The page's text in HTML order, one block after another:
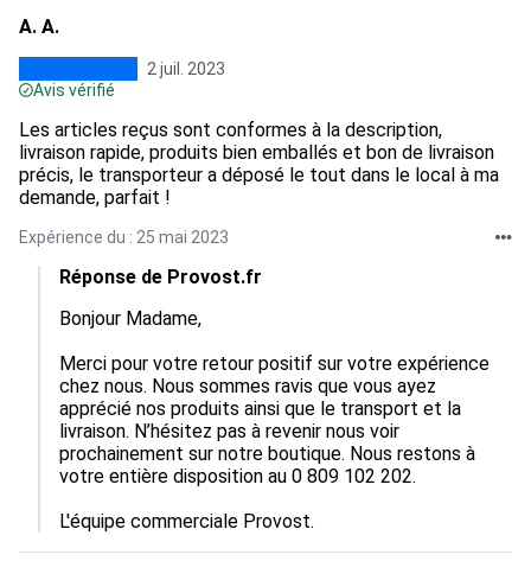
A. A.
2 juil. 2023
Avis vérifié
Les articles reçus sont conformes à la description,
livraison rapide, produits bien emballés et bon de livraison
précis, le transporteur a déposé le tout dans le local à ma
demande, parfait !
Expérience du : 25 mai 2023
Réponse de Provost.fr
Bonjour Madame,
Merci pour votre retour positif sur votre expérience
chez nous. Nous sommes ravis que vous ayez
apprécié nos produits ainsi que le transport et la
livraison. N’hésitez pas à revenir nous voir
prochainement sur notre boutique. Nous restons à
votre entière disposition au 0 809 102 202.
L'équipe commerciale Provost.